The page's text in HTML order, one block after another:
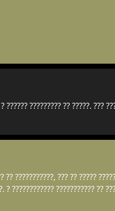
?????? ????????? ?? ?????. ???
?? ???????????, ??? ?? ?????
? ???????????? ??????????? ??